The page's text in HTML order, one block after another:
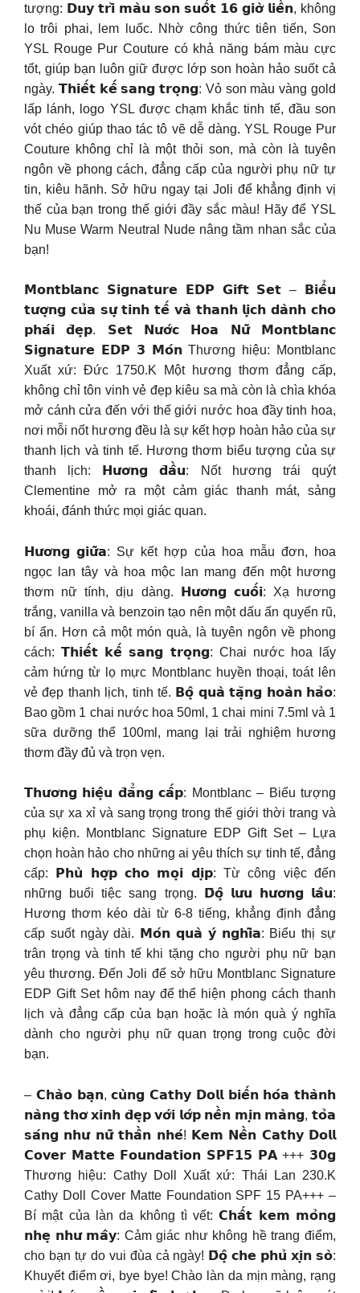
tượng: 𝗗𝘂𝘆 𝘁𝗿𝗶̀ 𝗺𝗮̀𝘂 𝘀𝗼𝗻 𝘀𝘂𝗼̂́𝘁 𝟭𝟲 𝗴𝗶𝗼̛̀ 𝗹𝗶𝗲̂̀𝗻, không
lo trôi phai, lem luốc. Nhờ công thức tiên tiến, Son
YSL Rouge Pur Couture có khả năng bám màu cực
tốt, giúp bạn luôn giữ được lớp son hoàn hảo suốt cả
ngày. 𝗧𝗵𝗶𝗲̂́𝘁 𝗸𝗲̂́ 𝘀𝗮𝗻𝗴 𝘁𝗿𝗼̣𝗻𝗴: Vỏ son màu vàng gold
lấp lánh, logo YSL được chạm khắc tinh tế, đầu son
vót chéo giúp thao tác tô vẽ dễ dàng. YSL Rouge Pur
Couture không chỉ là một thỏi son, mà còn là tuyên
ngôn về phong cách, đẳng cấp của người phụ nữ tự
tin, kiêu hãnh. Sở hữu ngay tại Joli để khẳng định vị
thế của bạn trong thế giới đầy sắc màu! Hãy để YSL
Nu Muse Warm Neutral Nude nâng tầm nhan sắc của
bạn!
𝗠𝗼𝗻𝘁𝗯𝗹𝗮𝗻𝗰 𝗦𝗶𝗴𝗻𝗮𝘁𝘂𝗿𝗲 𝗘𝗗𝗣 𝗚𝗶𝗳𝘁 𝗦𝗲𝘁 – 𝗕𝗶𝗲̂̉𝘂
𝘁𝘂̛𝗼̛̣𝗻𝗴 𝗰𝘂̉𝗮 𝘀𝘂̛̣ 𝘁𝗶𝗻𝗵 𝘁𝗲̂́ 𝘃𝗮̀ 𝘁𝗵𝗮𝗻𝗵 𝗹𝗶̣𝗰𝗵 𝗱𝗮̀𝗻𝗵 𝗰𝗵𝗼
𝗽𝗵𝗮́𝗶 𝗱̄𝗲̣𝗽. 𝗦𝗲𝘁 𝗡𝘂̛𝗼̛́𝗰 𝗛𝗼𝗮 𝗡𝘂̛̃ 𝗠𝗼𝗻𝘁𝗯𝗹𝗮𝗻𝗰
𝗦𝗶𝗴𝗻𝗮𝘁𝘂𝗿𝗲 𝗘𝗗𝗣 𝟯 𝗠𝗼́𝗻 Thương hiệu: Montblanc
Xuất xứ: Đức 1750.K Một hương thơm đẳng cấp,
không chỉ tôn vinh vẻ đẹp kiêu sa mà còn là chìa khóa
mở cánh cửa đến với thế giới nước hoa đầy tinh hoa,
nơi mỗi nốt hương đều là sự kết hợp hoàn hảo của sự
thanh lịch và tinh tế. Hương thơm biểu tượng của sự
thanh lịch: 𝗛𝘂̛𝗼̛𝗻𝗴 𝗱̄𝗮̂̀𝘂: Nốt hương trái quýt
Clementine mở ra một cảm giác thanh mát, sảng
khoái, đánh thức mọi giác quan.
𝗛𝘂̛𝗼̛𝗻𝗴 𝗴𝗶𝘂̛̃𝗮: Sự kết hợp của hoa mẫu đơn, hoa
ngọc lan tây và hoa mộc lan mang đến một hương
thơm nữ tính, dịu dàng. 𝗛𝘂̛𝗼̛𝗻𝗴 𝗰𝘂𝗼̂́𝗶: Xạ hương
trắng, vanilla và benzoin tạo nên một dấu ấn quyến rũ,
bí ẩn. Hơn cả một món quà, là tuyên ngôn về phong
cách: 𝗧𝗵𝗶𝗲̂́𝘁 𝗸𝗲̂́ 𝘀𝗮𝗻𝗴 𝘁𝗿𝗼̣𝗻𝗴: Chai nước hoa lấy
cảm hứng từ lọ mực Montblanc huyền thoại, toát lên
vẻ đẹp thanh lịch, tinh tế. 𝗕𝗼̣̂ 𝗾𝘂𝗮̀ 𝘁𝗮̣̆𝗻𝗴 𝗵𝗼𝗮̀𝗻 𝗵𝗮̉𝗼:
Bao gồm 1 chai nước hoa 50ml, 1 chai mini 7.5ml và 1
sữa dưỡng thể 100ml, mang lại trải nghiệm hương
thơm đầy đủ và trọn vẹn.
𝗧𝗵𝘂̛𝗼̛𝗻𝗴 𝗵𝗶𝗲̣̂𝘂 𝗱̄𝗮̆̉𝗻𝗴 𝗰𝗮̂́𝗽: Montblanc – Biểu tượng
của sự xa xỉ và sang trọng trong thế giới thời trang và
phụ kiện. Montblanc Signature EDP Gift Set – Lựa
chọn hoàn hảo cho những ai yêu thích sự tinh tế, đẳng
cấp: 𝗣𝗵𝘂̀ 𝗵𝗼̛̣𝗽 𝗰𝗵𝗼 𝗺𝗼̣𝗶 𝗱𝗶̣𝗽: Từ công việc đến
những buổi tiệc sang trọng. 𝗗̄𝗼̣̂ 𝗹𝘂̛𝘂 𝗵𝘂̛𝗼̛𝗻𝗴 𝗹𝗮̂𝘂:
Hương thơm kéo dài từ 6-8 tiếng, khẳng định đẳng
cấp suốt ngày dài. 𝗠𝗼́𝗻 𝗾𝘂𝗮̀ 𝘆́ 𝗻𝗴𝗵𝗶̃𝗮: Biểu thị sự
trân trọng và tinh tế khi tặng cho người phụ nữ bạn
yêu thương. Đến Joli để sở hữu Montblanc Signature
EDP Gift Set hôm nay để thể hiện phong cách thanh
lịch và đẳng cấp của bạn hoặc là món quà ý nghĩa
dành cho người phụ nữ quan trọng trong cuộc đời
bạn.
– 𝗖𝗵𝗮̀𝗼 𝗯𝗮̣𝗻, 𝗰𝘂̀𝗻𝗴 𝗖𝗮𝘁𝗵𝘆 𝗗𝗼𝗹𝗹 𝗯𝗶𝗲̂́𝗻 𝗵𝗼́𝗮 𝘁𝗵𝗮̀𝗻𝗵
𝗻𝗮̀𝗻𝗴 𝘁𝗵𝗼̛ 𝘅𝗶𝗻𝗵 𝗱̄𝗲̣𝗽 𝘃𝗼̛́𝗶 𝗹𝗼̛́𝗽 𝗻𝗲̂̀𝗻 𝗺𝗶̣𝗻 𝗺𝗮̀𝗻𝗴, 𝘁𝗼̉𝗮
𝘀𝗮́𝗻𝗴 𝗻𝗵𝘂̛ 𝗻𝘂̛̃ 𝘁𝗵𝗮̂̀𝗻 𝗻𝗵𝗲́! 𝗞𝗲𝗺 𝗡𝗲̂̀𝗻 𝗖𝗮𝘁𝗵𝘆 𝗗𝗼𝗹𝗹
𝗖𝗼𝘃𝗲𝗿 𝗠𝗮𝘁𝘁𝗲 𝗙𝗼𝘂𝗻𝗱𝗮𝘁𝗶𝗼𝗻 𝗦𝗣𝗙𝟭𝟱 𝗣𝗔 +++ 𝟯𝟬𝗴
Thương hiệu: Cathy Doll Xuất xứ: Thái Lan 230.K
Cathy Doll Cover Matte Foundation SPF 15 PA+++ –
Bí mật của làn da không tì vết: 𝗖𝗵𝗮̂́𝘁 𝗸𝗲𝗺 𝗺𝗼̉𝗻𝗴
𝗻𝗵𝗲̣ 𝗻𝗵𝘂̛ 𝗺𝗮̂𝘆: Cảm giác như không hề trang điểm,
cho bạn tự do vui đùa cả ngày! 𝗗̄𝗼̣̂ 𝗰𝗵𝗲 𝗽𝗵𝘂̉ 𝘅𝗶̣𝗻 𝘀𝗼̀:
Khuyết điểm ơi, bye bye! Chào làn da mịn màng, rạng